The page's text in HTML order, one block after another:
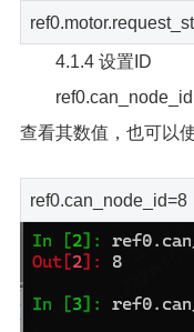
4.1.4 设置ID
查看其数值，也可以